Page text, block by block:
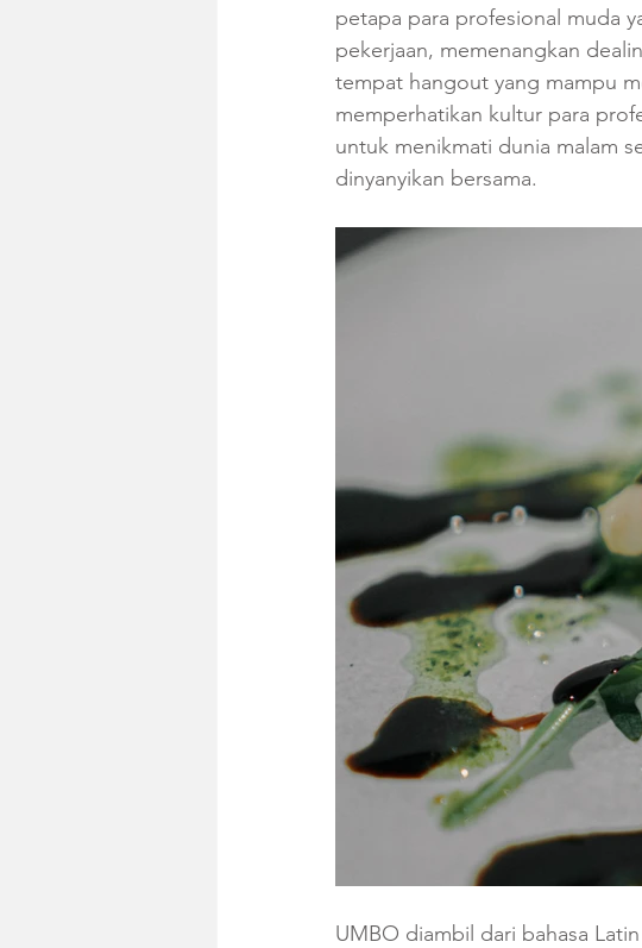
petapa para profesional muda
pekerjaan, memenangkan
tempat hangout yang mampu
memperhatikan kultur para
untuk menikmati dunia malam
dinyanyikan bersama.
UMBO diambil dari bahasa